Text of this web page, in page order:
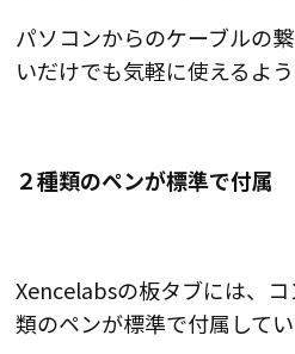
パソコンからのケーブルの
いだけでも気軽に使えるよう
２種類のペンが標準で付属
Xencelabsの板タブには、
類のペンが標準で付属して